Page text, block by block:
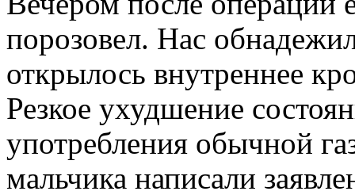
порозовел. Нас
открылось внутреннее
Резкое ухудшение
употребления обычной
мальчика написали